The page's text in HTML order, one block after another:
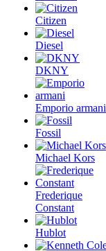
Citizen
Diesel
DKNY
Emporio armani
Fossil
Michael Kors
Frederique
Constant
Hublot